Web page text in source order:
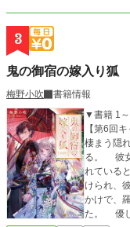
3
鬼の御宿の嫁入り狐
梅野小吹
書籍情報
▼書籍 1
【第6回キ
棲まう隠
る。 彼女──縁（より）は、腹部に火傷を負った状態で倒
れている
けられ、
かけで、
た。 優しい一家に愛されてすくすくと大きくなった彼女